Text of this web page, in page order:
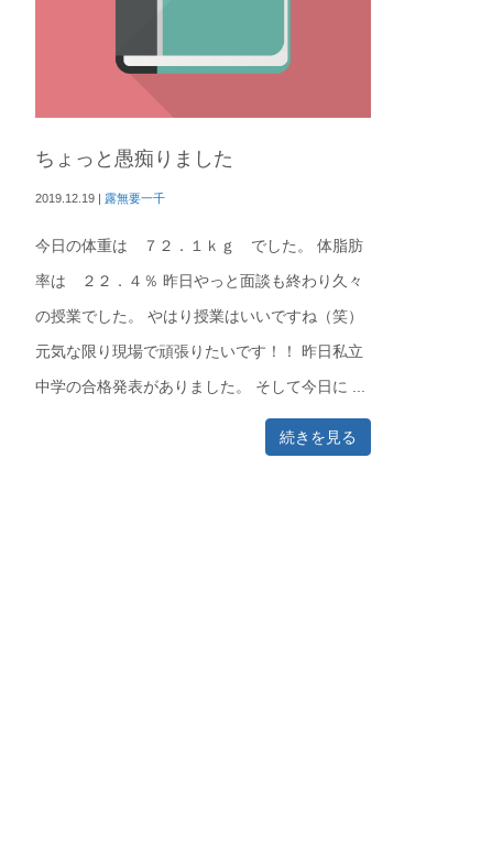
ちょっと愚痴りました
2019.12.19 | 露無要一千
今日の体重は ７２．１ｋｇ でした。 体脂肪
率は ２２．４％ 昨日やっと面談も終わり久々
の授業でした。 やはり授業はいいですね（笑）
元気な限り現場で頑張りたいです！！ 昨日私立
中学の合格発表がありました。 そして今日に ...
続きを見る